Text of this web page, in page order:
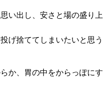
い出し、安さと場の盛り
げ捨ててしまいたいと思
か、胃の中をからっぽに